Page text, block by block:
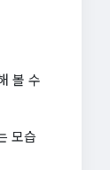
볼 수
모습